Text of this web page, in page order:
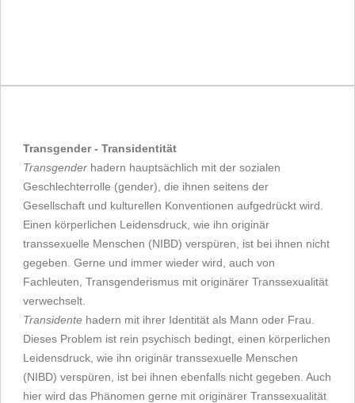
Transgender - Transidentität
Transgender hadern hauptsächlich mit der sozialen
Geschlechterrolle (gender), die ihnen seitens der
Gesellschaft und kulturellen Konventionen aufgedrückt wird.
Einen körperlichen Leidensdruck, wie ihn originär
transsexuelle Menschen (NIBD) verspüren, ist bei ihnen nicht
gegeben. Gerne und immer wieder wird, auch von
Fachleuten, Transgenderismus mit originärer Transsexualität
verwechselt.
Transidente hadern mit ihrer Identität als Mann oder Frau.
Dieses Problem ist rein psychisch bedingt, einen körperlichen
Leidensdruck, wie ihn originär transsexuelle Menschen
(NIBD) verspüren, ist bei ihnen ebenfalls nicht gegeben. Auch
hier wird das Phänomen gerne mit originärer Transsexualität